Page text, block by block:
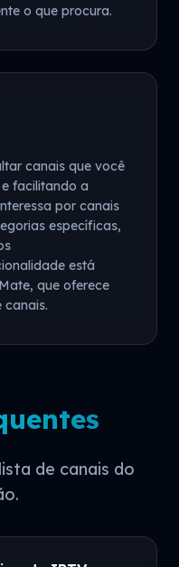
o que procura.
canais que você
facilitando a
por canais
específicas,
está
que oferece
canais.
de canais do